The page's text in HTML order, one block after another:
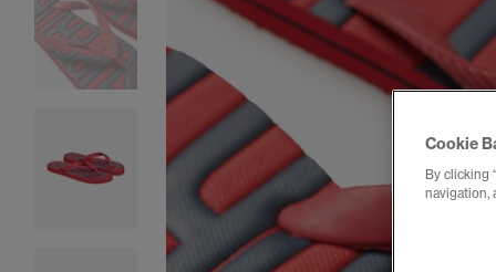
Cookie
By clicking
navigation,